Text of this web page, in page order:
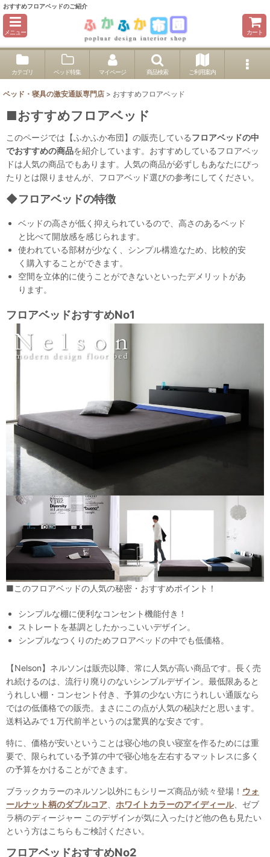
おすすめフロアベッドのご紹介
メニュー カート
カテゴリ ベッド特集 マイページ 商品検索 ご利用案内
ベッド・寝具の激安通販専門店 > おすすめフロアベッド
■おすすめフロアベッド
このページでは【ふかふか布団】の販売しているフロアベッドの中
でおすすめの商品を紹介しています。おすすめしているフロアベッ
ドは人気の商品でもあります。人気の商品が必ずしもあなたにぴっ
たりとは限りませんが、フロアベッド選びの参考にしてください。
◆フロアベッドの特徴
ベッドの高さが低く抑えられているので、高さのあるベッド
と比べて開放感を感じられます。
使われている部材が少なく、シンプル構造なため、比較的安
く購入することができます。
空間を立体的に使うことができないといったデメリットがあ
ります。
フロアベッドおすすめNo1
■このフロアベッドの人気の秘密・おすすめポイント！
シンプルな棚に便利なコンセント機能付き！
ストレートを基調としたかっこいいデザイン。
シンプルなつくりのためフロアベッドの中でも低価格。
【Nelson】ネルソンは販売以降、常に人気が高い商品です。長く売
れ続けるのは、流行り廃りのないシンプルデザイン。最低限あると
うれしい棚・コンセント付き、予算の少ない方にうれしい通販なら
ではの低価格での販売。まさにこの点が人気の秘訣だと思います。
送料込みで１万代前半というのは驚異的な安さです。
特に、価格が安いということは寝心地の良い寝室を作るためには重
要で、限られている予算の中で寝心地を左右するマットレスに多く
の予算をかけることができます。
ブラックカラーのネルソン以外にもシリーズ商品が続々登場！ ウォ
ールナット柄のダブルコア
ホワイトカラーのアイディール、ゼブ
ラ柄のディージャー このデザインが気に入ったけど他の色も見たい
という方はこちらもご検討ください。
フロアベッドおすすめNo2